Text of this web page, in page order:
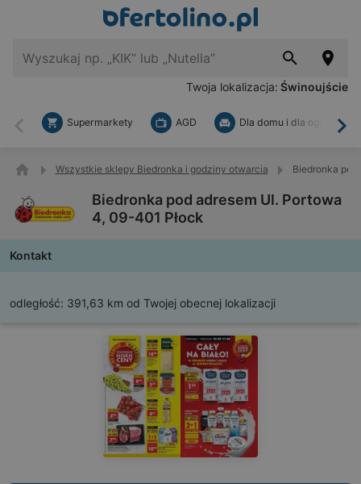
Twoja lokalizacja: Świnoujście
Wstecz
Supermarkety AGD Dla domu i dla ogrodu
Wszystkie sklepy Biedronka i godziny otwarcia Biedronka
Biedronka pod adresem Ul. Portowa
4, 09-401 Płock
Kontakt
odległość: 391,63 km od Twojej obecnej lokalizacji